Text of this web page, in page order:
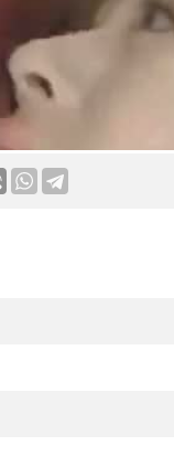
Все фильмы можно